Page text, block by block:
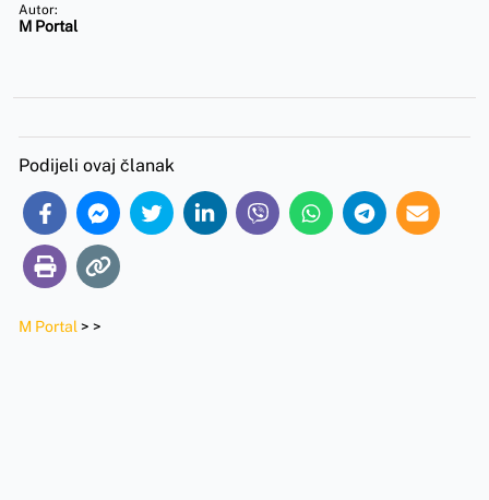
Autor:
M Portal
Podijeli ovaj članak
M Portal > >